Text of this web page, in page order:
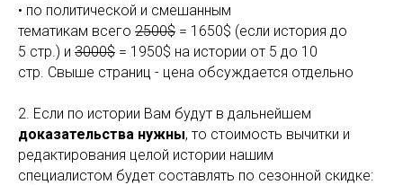
• по политической и смешанным
тематикам всего 2500$ = 1650$ (если история до
5 стр.) и 3000$ = 1950$ на истории от 5 до 10
стр. Свыше страниц - цена обсуждается отдельно
2. Если по истории Вам будут в дальнейшем
доказательства нужны, то стоимость вы­читки и
редактирования целой истории нашим
специалистом б­удет составлять по сезонной скидке: